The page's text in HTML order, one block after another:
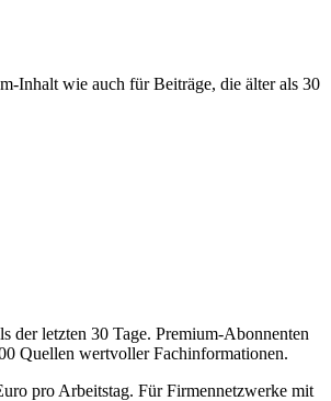
Inhalt wie auch für Beiträge, die älter als 30
der letzten 30 Tage. Premium-Abonnenten
Quellen wertvoller Fachinformationen.
pro Arbeitstag. Für Firmennetzwerke mit